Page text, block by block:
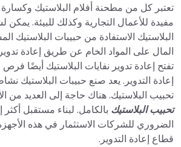
تعتبر كل من مطحنة أفلام البلاستيك وكسارة
مفيدة للأعمال التجارية وكذلك للبيئة. يمكن
البلاستيك الاستفادة من حبيبات البلاستيك
المال على المواد الخام عن طريق إعادة
تفتح إعادة تدوير نفايات البلاستيك أيضًا
إعادة التدوير. يعد صنع حبيبات البلاستيك
تحبيب البلاستيك. هناك حاجة إلى العديد من
تحبيب البلاستيك بالكامل. لبناء مستقبل
الضروري للشركات الاستثمار في هذه
قطاع إعادة التدوير.